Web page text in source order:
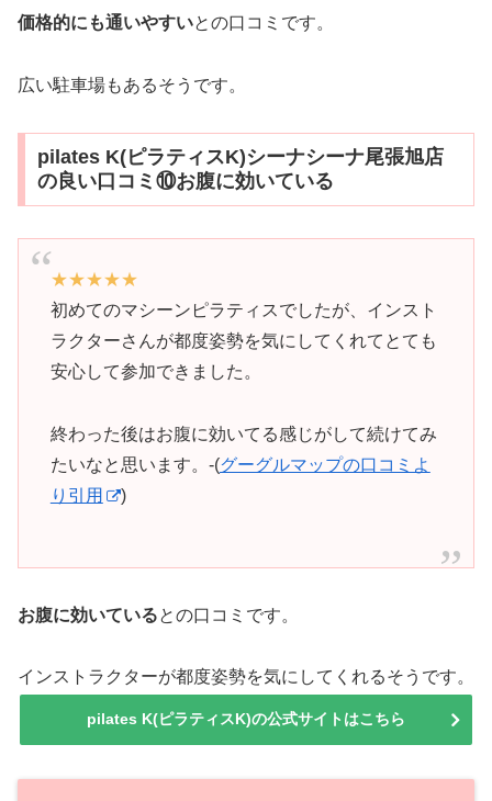
価格的にも通いやすいとの口コミです。
広い駐車場もあるそうです。
pilates K(ピラティスK)シーナシーナ尾張旭店
の良い口コミ⑩お腹に効いている
★★★★★
初めてのマシーンピラティスでしたが、インスト
ラクターさんが都度姿勢を気にしてくれてとても
安心して参加できました。
終わった後はお腹に効いてる感じがして続けてみ
たいなと思います。-(グーグルマップの口コミよ
り引用
)
お腹に効いているとの口コミです。
インストラクターが都度姿勢を気にしてくれるそうです。
pilates K(ピラティスK)の公式サイトはこちら